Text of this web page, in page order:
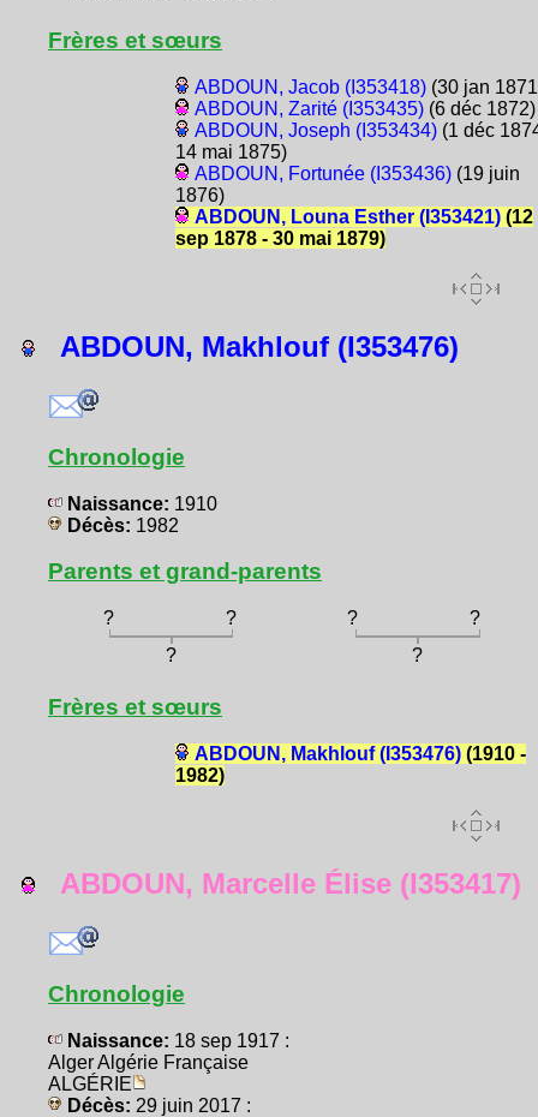
Frères et sœurs
ABDOUN, Jacob (I353418)(30 jan
ABDOUN, Zarité (I353435)(6 déc 1872)
ABDOUN, Joseph (I353434)(1 déc
14 mai 1875)
ABDOUN, Fortunée (I353436)(19 juin
1876)
ABDOUN, Louna Esther (I353421)(12
sep 1878 - 30 mai 1879)
ABDOUN, Makhlouf (I353476)
Chronologie
Naissance: 1910
Décès: 1982
Parents et grand-parents
? ? ?
?
?
?
Frères et sœurs
ABDOUN, Makhlouf (I353476)(1910 -
1982)
ABDOUN, Marcelle Élise (I353417)
Chronologie
Naissance: 18 sep 1917 :
Alger Algérie Française
ALGÉRIE
Décès: 29 juin 2017 :